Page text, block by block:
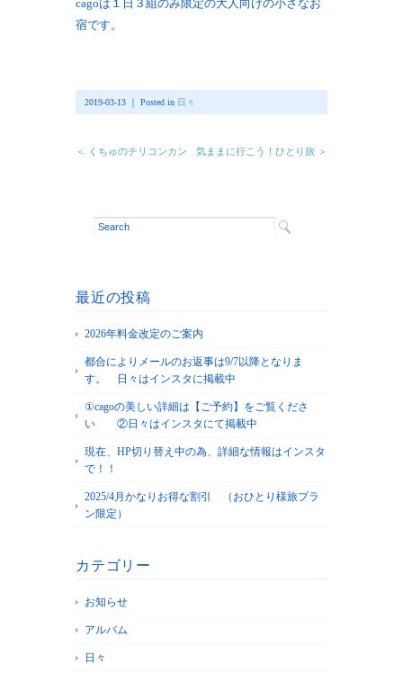
cagoは１日３組のみ限定の大人向けの小さなお
宿です。
2019-03-13 ｜ Posted in 日々
＜ くちゅのチリコンカン 気ままに行こう！ひとり旅 ＞
最近の投稿
2026年料金改定のご案内
都合によりメールのお返事は9/7以降となりま
す。 日々はインスタに掲載中
①cagoの美しい詳細は【ご予約】をご覧くださ
い ②日々はインスタにて掲載中
現在、HP切り替え中の為、詳細な情報はインスタ
で！！
2025/4月かなりお得な割引 （おひとり様旅プラ
ン限定）
カテゴリー
お知らせ
アルバム
日々